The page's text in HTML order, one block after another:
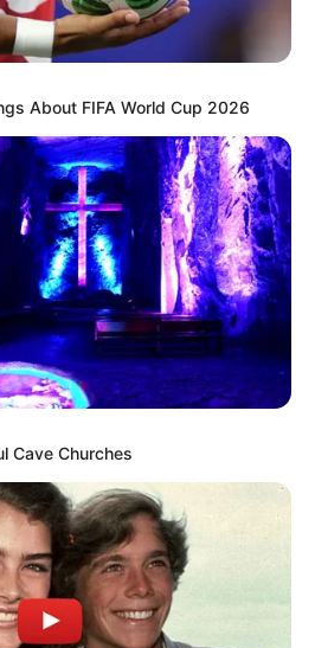
About FIFA World Cup 2026
Cave Churches